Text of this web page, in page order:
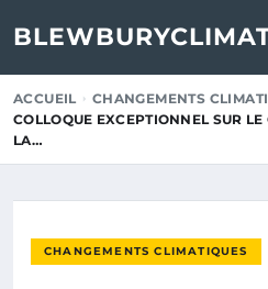
ACCUEIL
CHANGEMENTS
COLLOQUE EXCEPTIONNEL SUR
LA…
CHANGEMENTS CLIMATIQUES